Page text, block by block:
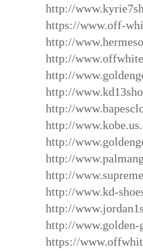
http://
https://www.off-
http://
http://
http://
http://
http://
http://
http://
http://
http://
http://www.kd-
http://
http://www.golden-
https://